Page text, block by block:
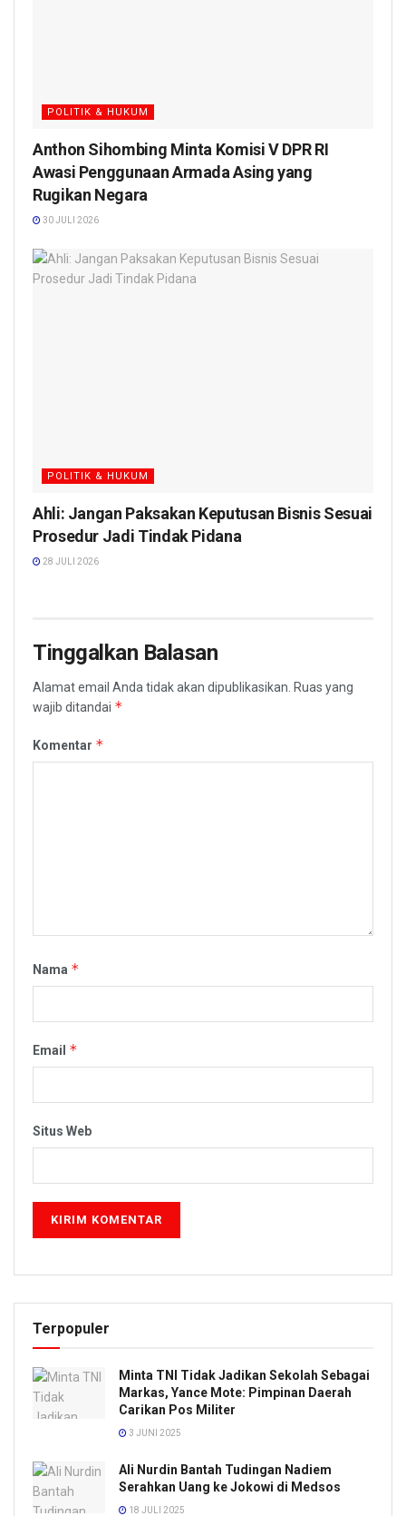
POLITIK & HUKUM
Anthon Sihombing Minta Komisi V DPR RI
Awasi Penggunaan Armada Asing yang
Rugikan Negara
30 JULI 2026
POLITIK & HUKUM
Ahli: Jangan Paksakan Keputusan Bisnis Sesuai
Prosedur Jadi Tindak Pidana
28 JULI 2026
Tinggalkan Balasan
Alamat email Anda tidak akan dipublikasikan. Ruas yang
wajib ditandai *
Komentar *
Nama *
Email *
Situs Web
Terpopuler
Minta TNI Tidak Jadikan Sekolah Sebagai
Markas, Yance Mote: Pimpinan Daerah
Carikan Pos Militer
3 JUNI 2025
Ali Nurdin Bantah Tudingan Nadiem
Serahkan Uang ke Jokowi di Medsos
18 JULI 2025